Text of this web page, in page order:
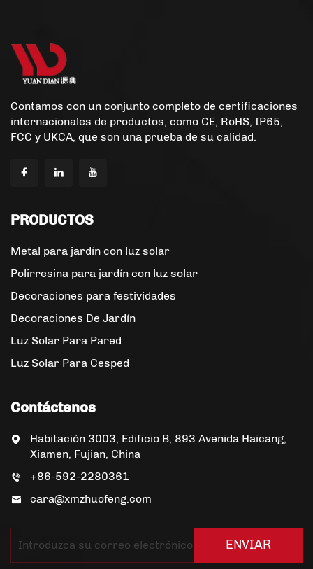
Contamos con un conjunto completo de certificaciones
internacionales de productos, como CE, RoHS, IP65,
FCC y UKCA, que son una prueba de su calidad.
PRODUCTOS
Metal para jardín con luz solar
Polirresina para jardín con luz solar
Decoraciones para festividades
Decoraciones De Jardín
Luz Solar Para Pared
Luz Solar Para Cesped
Contáctenos
Habitación 3003, Edificio B, 893 Avenida Haicang,
Xiamen, Fujian, China
+86-592-2280361
cara@xmzhuofeng.com
ENVIAR